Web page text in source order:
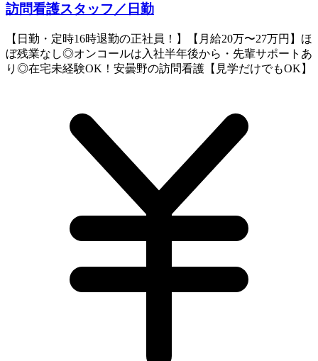
訪問看護スタッフ／日勤
【日勤・定時16時退勤の正社員！】【月給20万〜27万円】ほ
ぼ残業なし◎オンコールは入社半年後から・先輩サポートあ
り◎在宅未経験OK！安曇野の訪問看護【見学だけでもOK】